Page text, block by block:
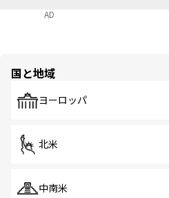
AD
国と地域
ヨーロッパ
北米
中南米